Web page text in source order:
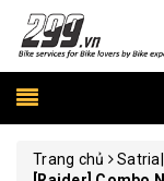
Trang chủ